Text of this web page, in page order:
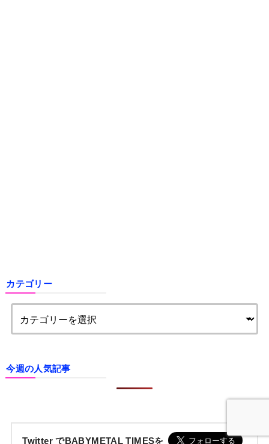
カテゴリー
今週の人気記事
Twitter でBABYMETAL TIMESを